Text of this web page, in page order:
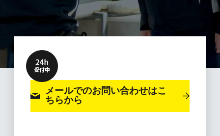
メールでのお問い合わせはこ
ちらから